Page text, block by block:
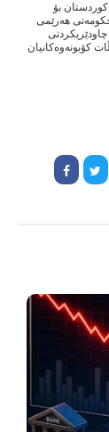
بۆ
حکومەتی هەرێمی
کۆبونەوەکانیان